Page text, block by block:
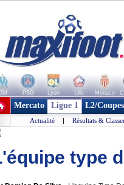
PSG Lyon Lille Monaco
clubs
Mercato Ligue 1 L2/Coupes
Actualité | Résultats &
type